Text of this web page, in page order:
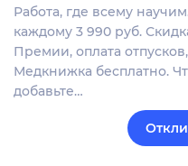
Работа, где всему
каждому 3 990 руб.
Премии, оплата
Медкнижка бесплатно.
добавьте…